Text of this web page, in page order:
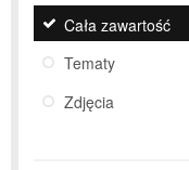
Cała zawartość
Tematy
Zdjęcia